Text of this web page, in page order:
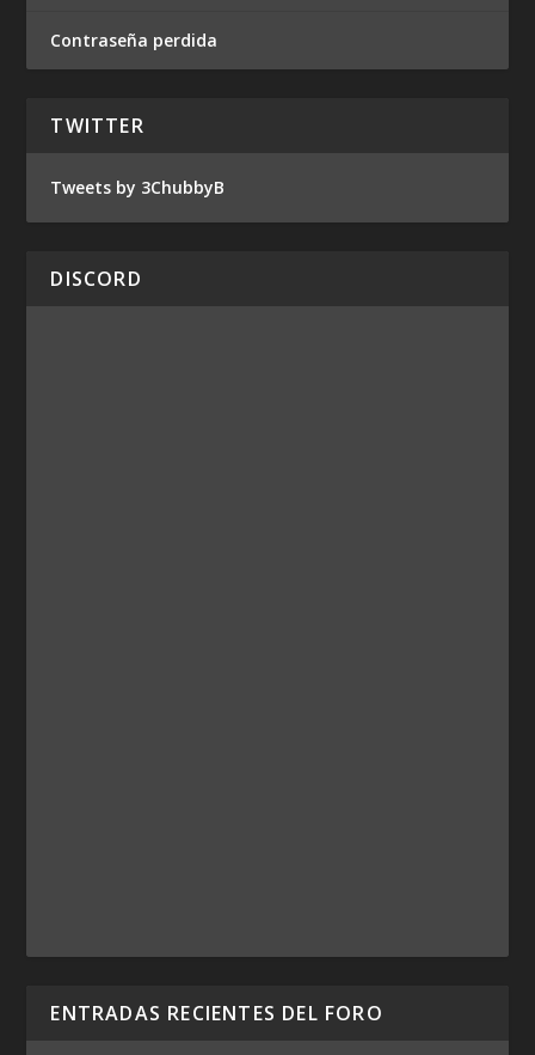
Contraseña perdida
TWITTER
Tweets by 3ChubbyB
DISCORD
ENTRADAS RECIENTES DEL FORO